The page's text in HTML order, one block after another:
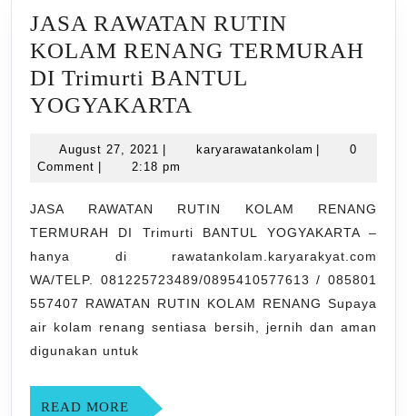
JASA RAWATAN RUTIN
KOLAM RENANG TERMURAH
DI Trimurti BANTUL
YOGYAKARTA
RUTIN
RENANG
TERMURAH
DI
Trimurti
BANTUL
August 27, 2021 August
27,
karyarawatankolam
0
Comment
2:18 pm
JASA RAWATAN RUTIN KOLAM RENANG
TERMURAH DI Trimurti BANTUL YOGYAKARTA –
hanya di rawatankolam.karyarakyat.com
WA/TELP. 081225723489/0895410577613 / 085801
557407 RAWATAN RUTIN KOLAM RENANG Supaya
air kolam renang sentiasa bersih, jernih dan aman
digunakan untuk
READ MORE READ